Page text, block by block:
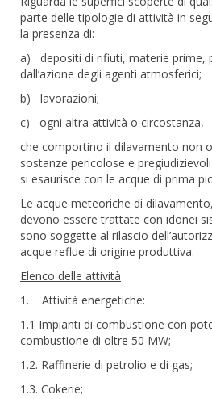
parte delle tipologie di attività in
la presenza di:
a) depositi di rifiuti, materie prime,
dall’azione degli agenti atmosferici;
b) lavorazioni;
c) ogni altra attività o circostanza,
che comportino il dilavamento non
sostanze pericolose e
si esaurisce con le acque di prima
Le acque meteoriche di
devono essere trattate con idonei
sono soggette al rilascio
acque reflue di origine produttiva.
Elenco delle attività
1. Attività energetiche:
1.1 Impianti di combustione con
combustione di oltre 50 MW;
1.2. Raffinerie di petrolio e di gas;
1.3. Cokerie;